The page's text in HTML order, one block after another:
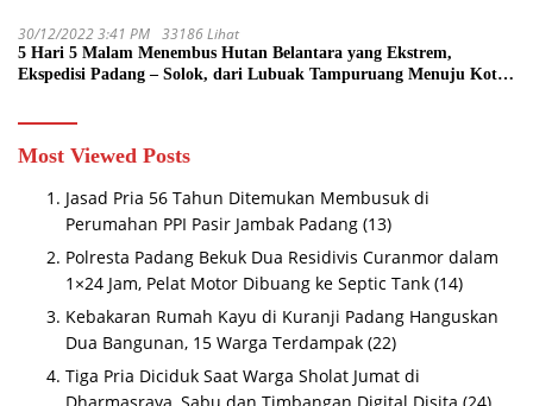
30/12/2022 3:41 PM 33186 Lihat
5 Hari 5 Malam Menembus Hutan Belantara yang Ekstrem,
Ekspedisi Padang – Solok, dari Lubuak Tampuruang Menuju Koto
Most Viewed Posts
Jasad Pria 56 Tahun Ditemukan Membusuk di
Perumahan PPI Pasir Jambak Padang (13)
Polresta Padang Bekuk Dua Residivis Curanmor dalam
1×24 Jam, Pelat Motor Dibuang ke Septic Tank (14)
Kebakaran Rumah Kayu di Kuranji Padang Hanguskan
Dua Bangunan, 15 Warga Terdampak (22)
Tiga Pria Diciduk Saat Warga Sholat Jumat di